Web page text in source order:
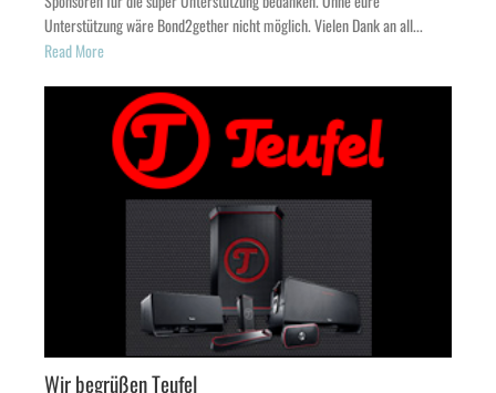
Unterstützung wäre Bond2gether nicht möglich. Vielen Dank an all...
Read More
Wir begrüßen Teufel